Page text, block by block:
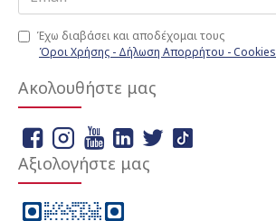
Έχω διαβάσει και αποδέχομαι τους
Όροι Χρήσης - Δήλωση Απορρήτου - Cookies
Ακολουθήστε μας
Αξιολογήστε μας